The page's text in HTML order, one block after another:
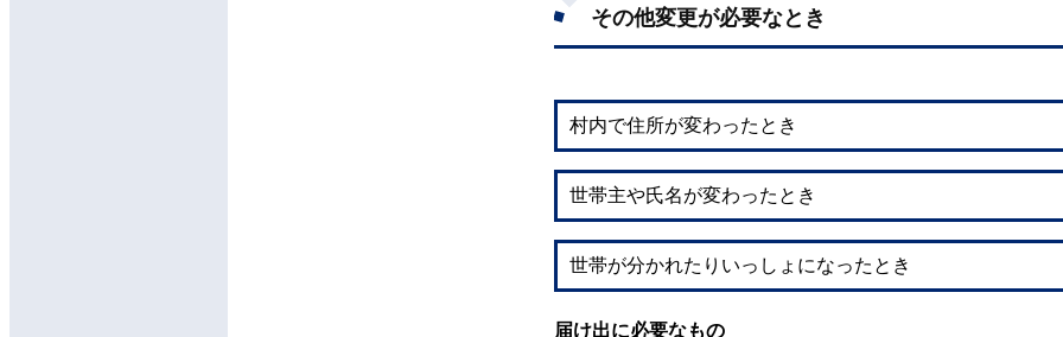
その他変更が必要なとき
村内で住所が変わったとき
世帯主や氏名が変わったとき
世帯が分かれたりいっしょになったとき
届け出に必要なもの